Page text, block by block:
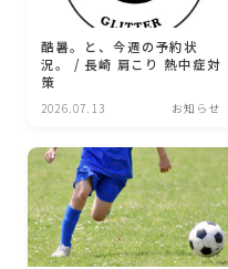
酷暑。と、今週の予約状
況。 / 長崎 肩こり 熱中症対
策
2026.07.13 お知らせ